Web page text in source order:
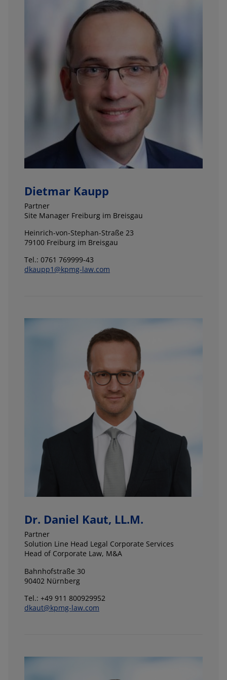
Dietmar Kaupp
Partner
Site Manager Freiburg im Breisgau
Heinrich-von-Stephan-Straße 23
79100 Freiburg im Breisgau
Tel.: 0761 769999-43
dkaupp1@kpmg-law.com
Dr. Daniel Kaut, LL.M.
Partner
Solution Line Head Legal Corporate Services
Head of Corporate Law, M&A
Bahnhofstraße 30
90402 Nürnberg
Tel.: +49 911 800929952
dkaut@kpmg-law.com